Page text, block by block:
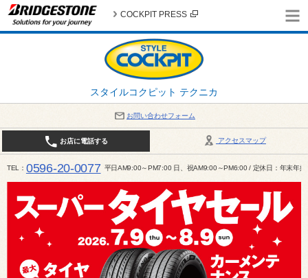
スタイルコクピット テクニカ
COCKPIT PRESS
お問い合わせフォーム
アクセスマップ
お店に電話する
TEL 0596-20-0077 平日AM9:00～PM7:00 日、祝AM9:00～PM6:00 / 定休日：年末年